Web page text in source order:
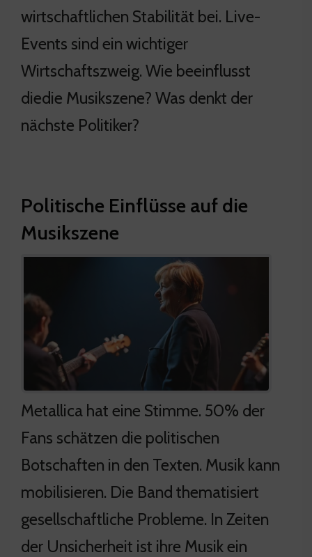
wirtschaftlichen Stabilität bei. Live-
Events sind ein wichtiger
Wirtschaftszweig. Wie beeinflusst
diedie Musikszene? Was denkt der
nächste Politiker?
Politische Einflüsse auf die
Musikszene
Metallica hat eine Stimme. 50% der
Fans schätzen die politischen
Botschaften in den Texten. Musik kann
mobilisieren. Die Band thematisiert
gesellschaftliche Probleme. In Zeiten
der Unsicherheit ist ihre Musik ein